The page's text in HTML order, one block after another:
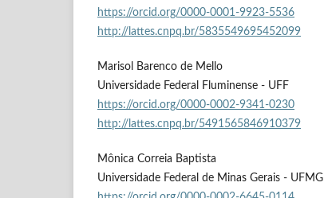
https://orcid.org/0000-0001-9923-5536
http://lattes.cnpq.br/5835549695452099
Marisol Barenco de Mello
Universidade Federal Fluminense - UFF
https://orcid.org/0000-0002-9341-0230
http://lattes.cnpq.br/5491565846910379
Mônica Correia Baptista
Universidade Federal de Minas Gerais - UFMG